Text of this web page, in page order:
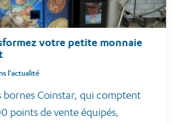
votre petite monnaie
l'actualité
bornes Coinstar, qui comptent
points de vente équipés,